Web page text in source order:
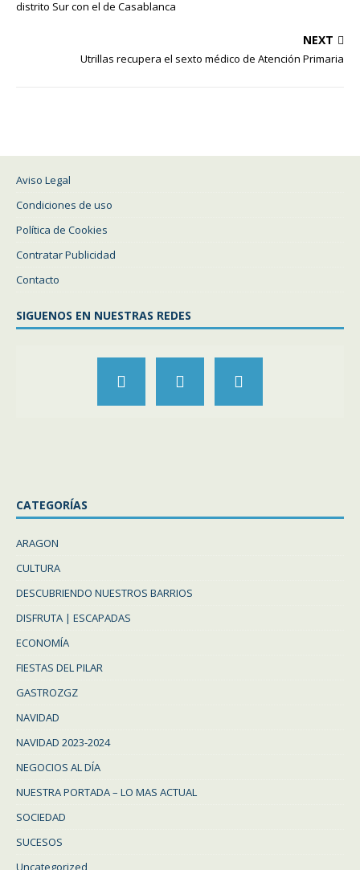
distrito Sur con el de Casablanca
NEXT
Utrillas recupera el sexto médico de Atención Primaria
Aviso Legal
Condiciones de uso
Política de Cookies
Contratar Publicidad
Contacto
SIGUENOS EN NUESTRAS REDES
CATEGORÍAS
ARAGON
CULTURA
DESCUBRIENDO NUESTROS BARRIOS
DISFRUTA | ESCAPADAS
ECONOMÍA
FIESTAS DEL PILAR
GASTROZGZ
NAVIDAD
NAVIDAD 2023-2024
NEGOCIOS AL DÍA
NUESTRA PORTADA – LO MAS ACTUAL
SOCIEDAD
SUCESOS
Uncategorized